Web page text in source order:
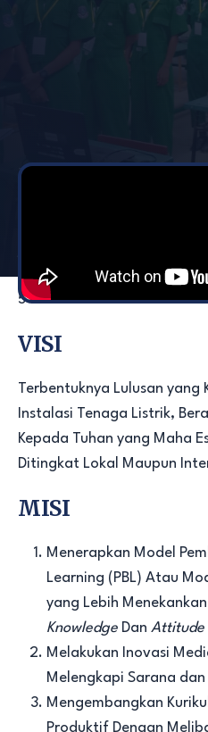
Teknik Instalasi Tenaga
merupakan jurusan yang ke
5 Batam.
VISI
Terbentuknya Lulusan yang
Instalasi Tenaga Listrik,
Kepada Tuhan yang Maha
Ditingkat Lokal Maupun
MISI
Menerapkan Model
Learning (PBL) Atau
yang Lebih
Knowledge Dan Attitude
Melakukan Inovasi
Melengkapi Sarana
Mengembangkan
Produktif Dengan